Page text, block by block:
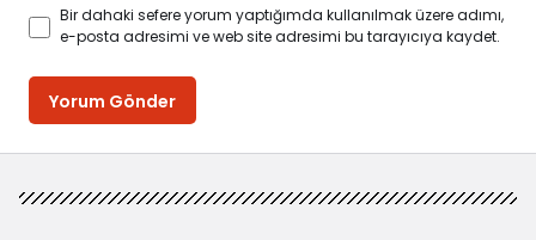
Bir dahaki sefere yorum yaptığımda kullanılmak üzere adımı,
e-posta adresimi ve web site adresimi bu tarayıcıya kaydet.
Yorum Gönder